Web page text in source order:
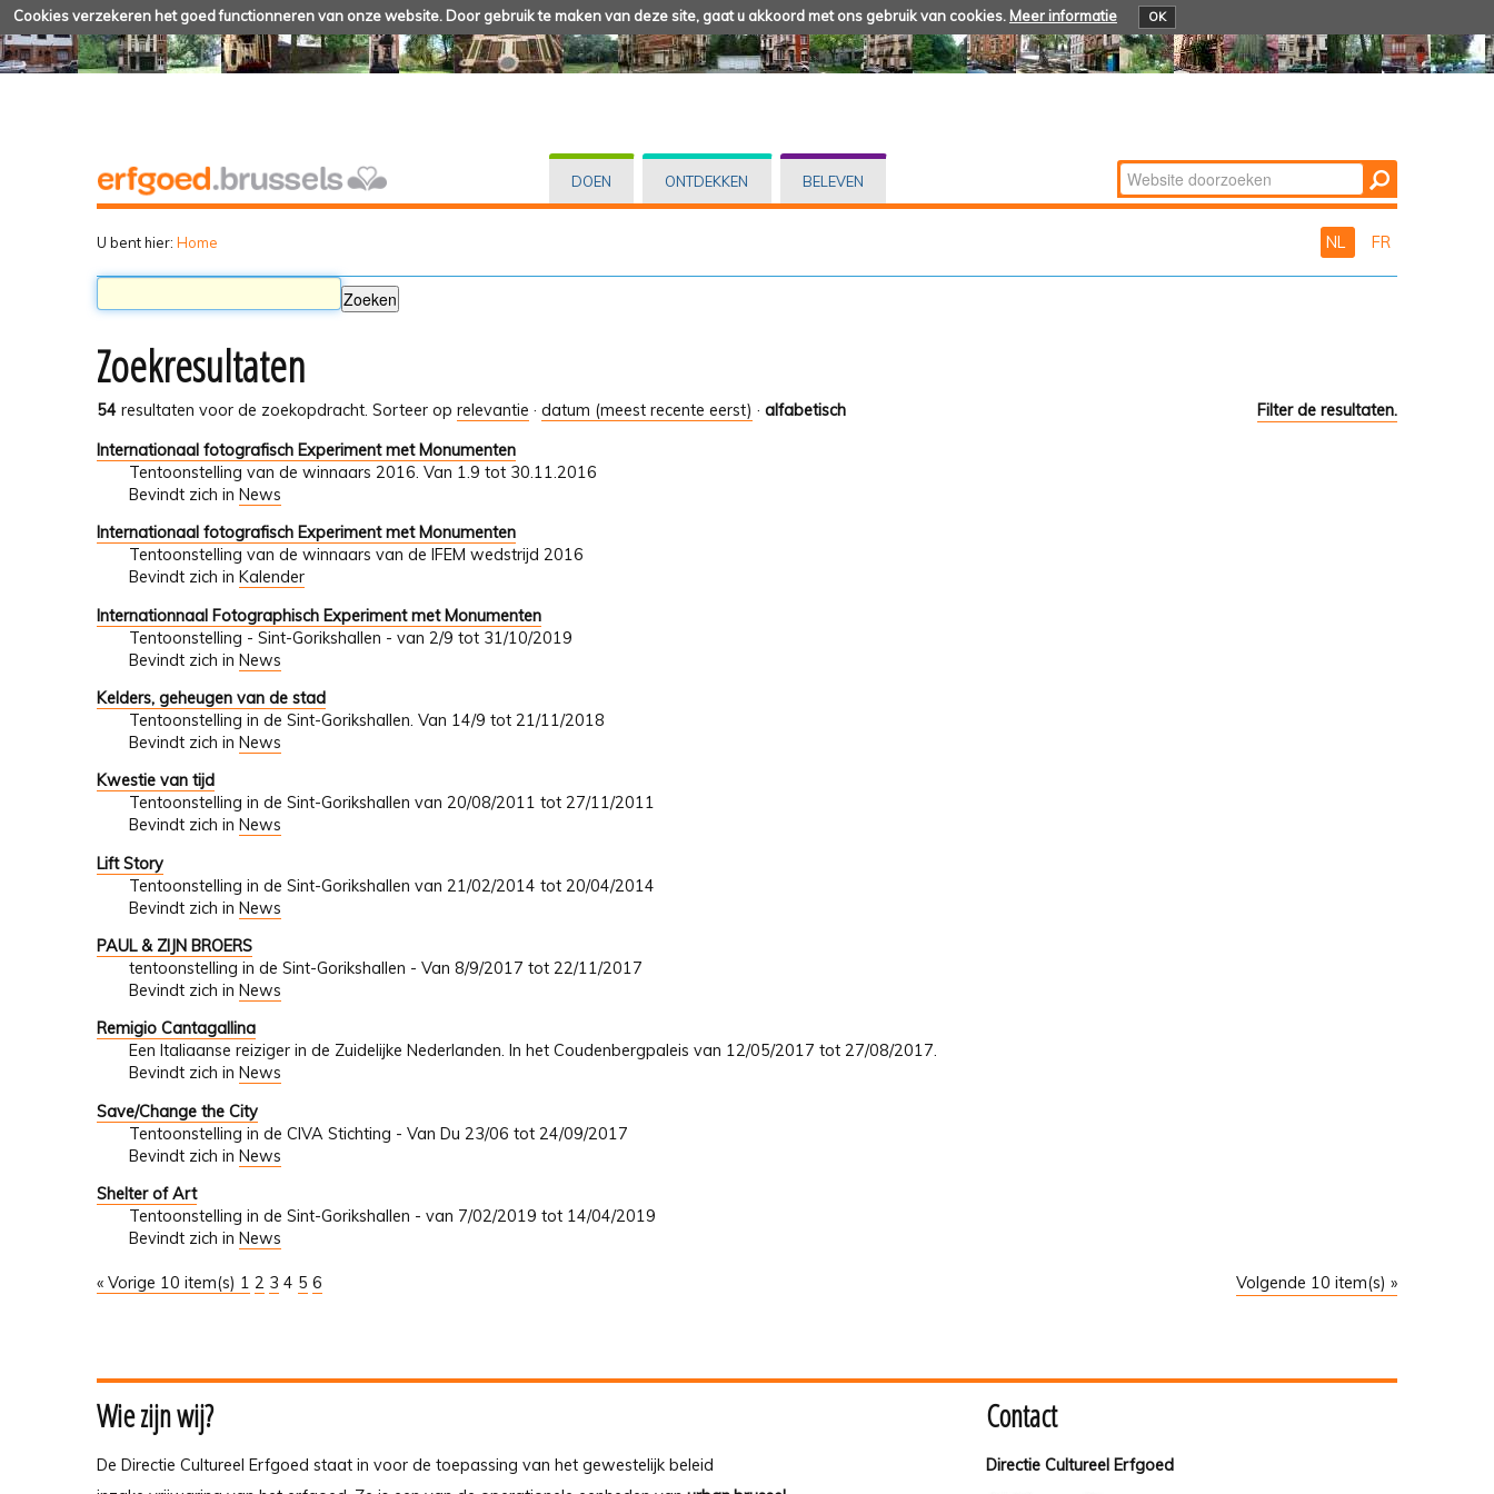
Cookies verzekeren het goed functionneren van onze website. Door gebruik te maken van deze site, gaat u akkoord met ons gebruik van cookies. Meer informatie OK
DOEN ONTDEKKEN BELEVEN Zoek
Geavanceerd
U bent hier: Home NL FR
Zoekresultaten
54 resultaten voor de zoekopdracht. Filter de resultaten.
Sorteer op relevantie · datum (meest recente eerst) · alfabetisch
Internationaal fotografisch Experiment met Monumenten
Tentoonstelling van de winnaars 2016. Van 1.9 tot 30.11.2016
Bevindt zich in News
Internationaal fotografisch Experiment met Monumenten
Tentoonstelling van de winnaars van de IFEM wedstrijd 2016
Bevindt zich in Kalender
Internationnaal Fotographisch Experiment met Monumenten
Tentoonstelling - Sint-Gorikshallen - van 2/9 tot 31/10/2019
Bevindt zich in News
Kelders, geheugen van de stad
Tentoonstelling in de Sint-Gorikshallen. Van 14/9 tot 21/11/2018
Bevindt zich in News
Kwestie van tijd
Tentoonstelling in de Sint-Gorikshallen van 20/08/2011 tot 27/11/2011
Bevindt zich in News
Lift Story
Tentoonstelling in de Sint-Gorikshallen van 21/02/2014 tot 20/04/2014
Bevindt zich in News
PAUL & ZIJN BROERS
tentoonstelling in de Sint-Gorikshallen - Van 8/9/2017 tot 22/11/2017
Bevindt zich in News
Remigio Cantagallina
Een Italiaanse reiziger in de Zuidelijke Nederlanden. In het Coudenbergpaleis van 12/05/2017 tot 27/08/2017.
Bevindt zich in News
Save/Change the City
Tentoonstelling in de CIVA Stichting - Van Du 23/06 tot 24/09/2017
Bevindt zich in News
Shelter of Art
Tentoonstelling in de Sint-Gorikshallen - van 7/02/2019 tot 14/04/2019
Bevindt zich in News
« Vorige 10 item(s) Volgende 10 item(s) »
1 2 3 4 5 6
Wie zijn wij?
De Directie Cultureel Erfgoed staat in voor de toepassing van het gewestelijk beleid
Contact
Directie Cultureel Erfgoed